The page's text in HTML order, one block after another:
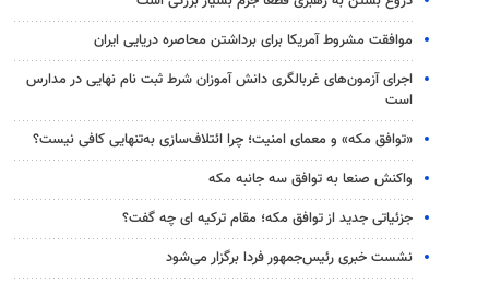
موافقت مشروط آمریکا برای برداشتن محاصره دریایی ایران
اجرای آزمون‌های غربالگری دانش آموزان شرط ثبت نام نهایی در مدارس
است
«توافق مکه» و معمای امنیت؛ چرا ائتلاف‌سازی به‌تنهایی کافی نیست؟
واکنش صنعا به توافق سه جانبه مکه
جزئیاتی جدید از توافق مکه؛ مقام ترکیه ای چه گفت؟
نشست خبری رئیس‌جمهور فردا برگزار می‌شود